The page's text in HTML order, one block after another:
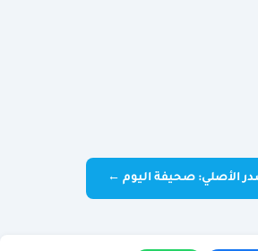
الأصلي: صحيفة اليوم ←